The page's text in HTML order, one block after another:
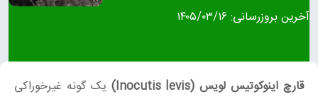
آخرین بروزرسانی: ۱۴۰۵/۰۳/۱۶
قارچ اینوکوتیس لویس (Inocutis levis)
یک گونه غیرخوراکی